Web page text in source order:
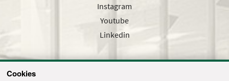
Cookies
Instagram
Youtube
Linkedin